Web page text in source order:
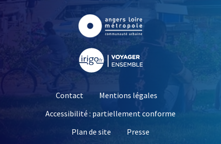
, Ouvre une nouvelle
Contact
Mentions légales
Accessibilité : partiellement conforme
Plan de site
Presse